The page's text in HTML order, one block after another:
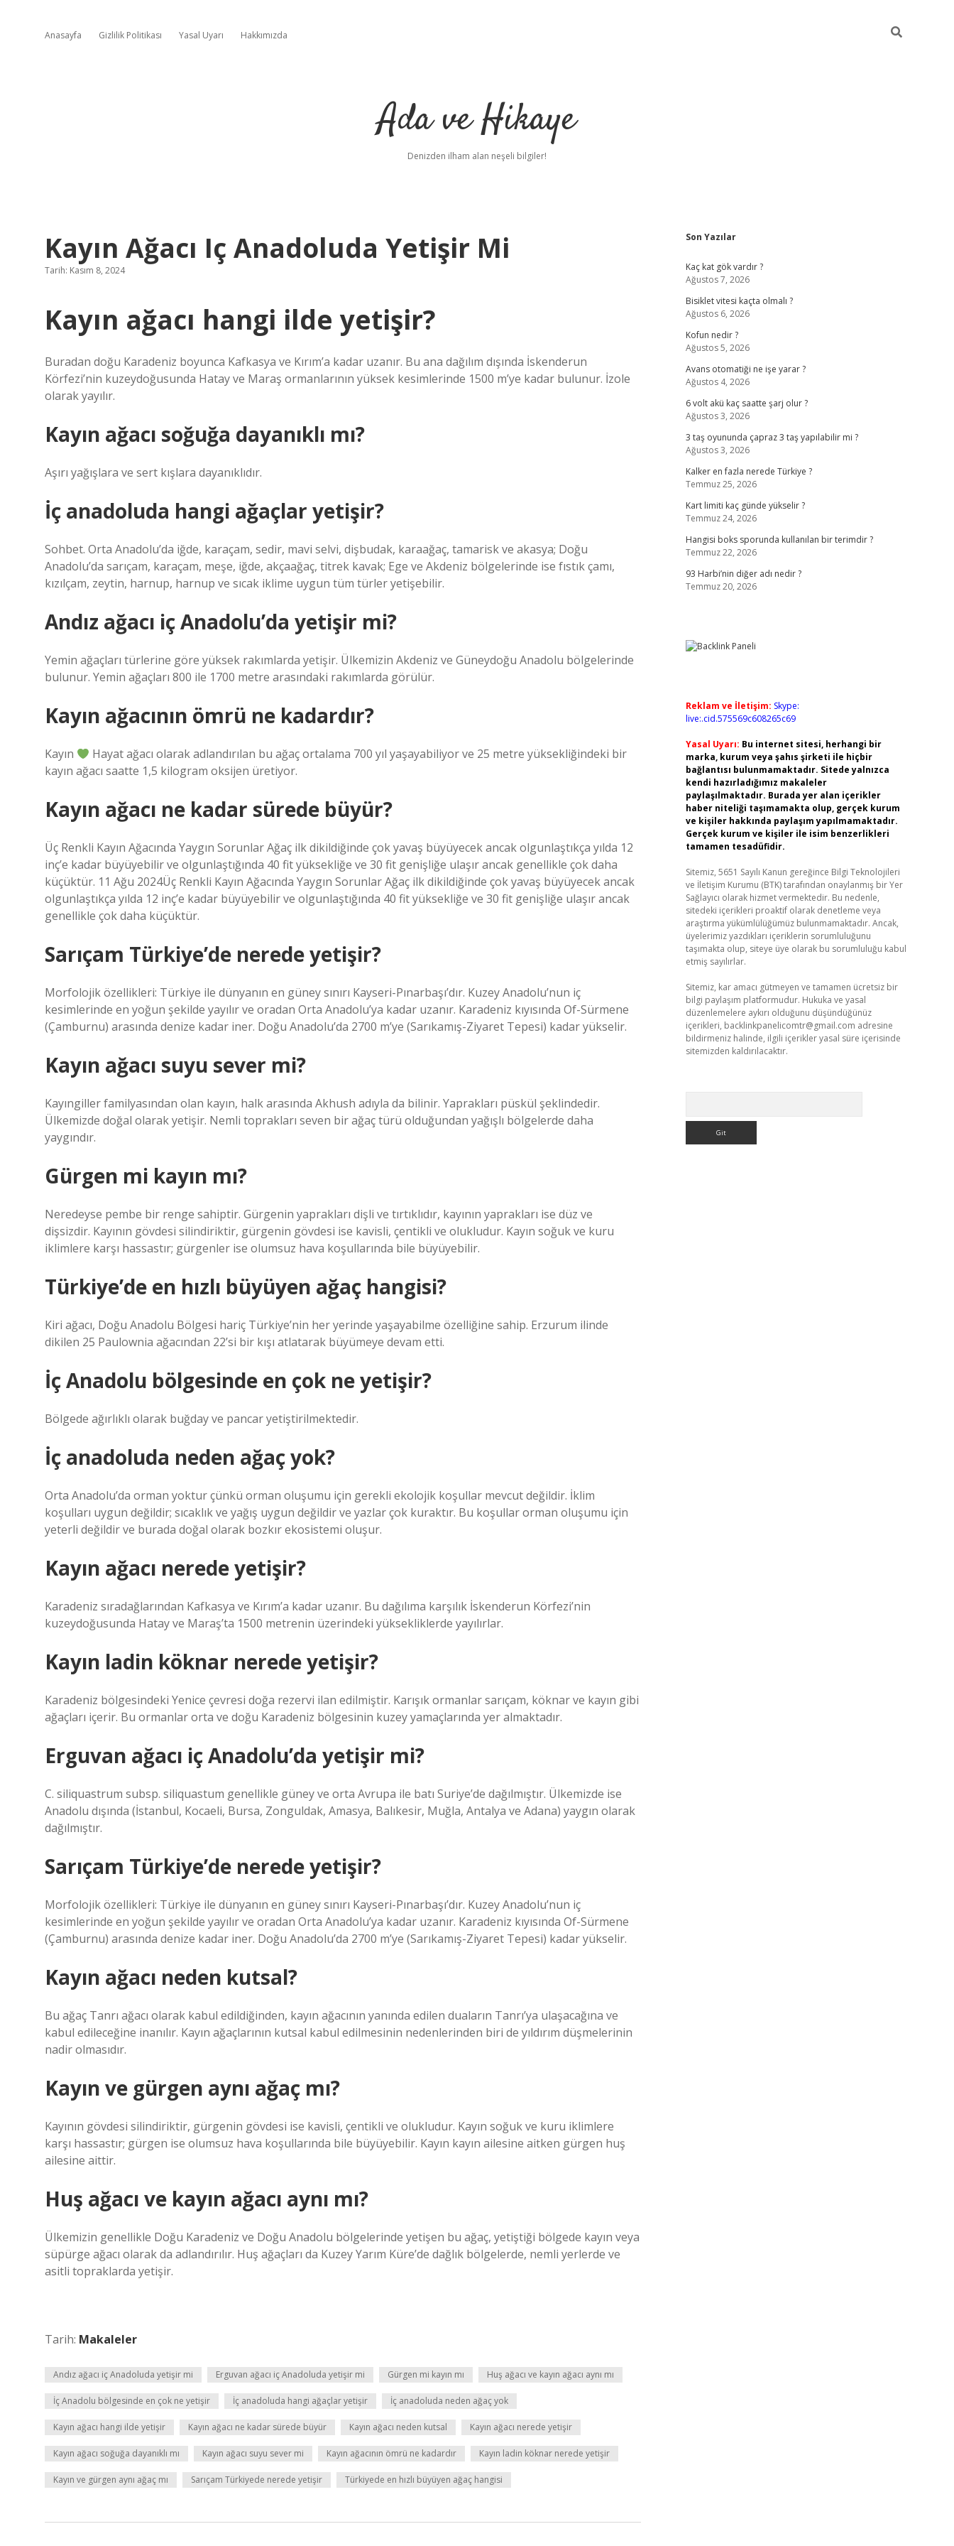
Anasayfa Gizlilik Politikası Yasal Uyarı Hakkımızda
Ada ve Hikaye
Denizden ilham alan neşeli bilgiler!
Kayın Ağacı Iç Anadoluda Yetişir Mi
Tarih: Kasım 8, 2024
Kayın ağacı hangi ilde yetişir?
Buradan doğu Karadeniz boyunca Kafkasya ve Kırım’a kadar uzanır. Bu ana dağılım dışında İskenderun
Körfezi’nin kuzeydoğusunda Hatay ve Maraş ormanlarının yüksek kesimlerinde 1500 m’ye kadar bulunur. İzole
olarak yayılır.
Kayın ağacı soğuğa dayanıklı mı?
Aşırı yağışlara ve sert kışlara dayanıklıdır.
İç anadoluda hangi ağaçlar yetişir?
Sohbet. Orta Anadolu’da iğde, karaçam, sedir, mavi selvi, dişbudak, karaağaç, tamarisk ve akasya; Doğu
Anadolu’da sarıçam, karaçam, meşe, iğde, akçaağaç, titrek kavak; Ege ve Akdeniz bölgelerinde ise fıstık çamı,
kızılçam, zeytin, harnup, harnup ve sıcak iklime uygun tüm türler yetişebilir.
Andız ağacı iç Anadolu’da yetişir mi?
Yemin ağaçları türlerine göre yüksek rakımlarda yetişir. Ülkemizin Akdeniz ve Güneydoğu Anadolu bölgelerinde
bulunur. Yemin ağaçları 800 ile 1700 metre arasındaki rakımlarda görülür.
Kayın ağacının ömrü ne kadardır?
Kayın
Hayat ağacı olarak adlandırılan bu ağaç ortalama 700 yıl yaşayabiliyor ve 25 metre yüksekliğindeki bir
kayın ağacı saatte 1,5 kilogram oksijen üretiyor.
Kayın ağacı ne kadar sürede büyür?
Üç Renkli Kayın Ağacında Yaygın Sorunlar Ağaç ilk dikildiğinde çok yavaş büyüyecek ancak olgunlaştıkça yılda 12
inç’e kadar büyüyebilir ve olgunlaştığında 40 fit yüksekliğe ve 30 fit genişliğe ulaşır ancak genellikle çok daha
küçüktür. 11 Ağu 2024Üç Renkli Kayın Ağacında Yaygın Sorunlar Ağaç ilk dikildiğinde çok yavaş büyüyecek ancak
olgunlaştıkça yılda 12 inç’e kadar büyüyebilir ve olgunlaştığında 40 fit yüksekliğe ve 30 fit genişliğe ulaşır ancak
genellikle çok daha küçüktür.
Sarıçam Türkiye’de nerede yetişir?
Morfolojik özellikleri: Türkiye ile dünyanın en güney sınırı Kayseri-Pınarbaşı’dır. Kuzey Anadolu’nun iç
kesimlerinde en yoğun şekilde yayılır ve oradan Orta Anadolu’ya kadar uzanır. Karadeniz kıyısında Of-Sürmene
(Çamburnu) arasında denize kadar iner. Doğu Anadolu’da 2700 m’ye (Sarıkamış-Ziyaret Tepesi) kadar yükselir.
Kayın ağacı suyu sever mi?
Kayıngiller familyasından olan kayın, halk arasında Akhush adıyla da bilinir. Yaprakları püskül şeklindedir.
Ülkemizde doğal olarak yetişir. Nemli toprakları seven bir ağaç türü olduğundan yağışlı bölgelerde daha
yaygındır.
Gürgen mi kayın mı?
Neredeyse pembe bir renge sahiptir. Gürgenin yaprakları dişli ve tırtıklıdır, kayının yaprakları ise düz ve
dişsizdir. Kayının gövdesi silindiriktir, gürgenin gövdesi ise kavisli, çentikli ve olukludur. Kayın soğuk ve kuru
iklimlere karşı hassastır; gürgenler ise olumsuz hava koşullarında bile büyüyebilir.
Türkiye’de en hızlı büyüyen ağaç hangisi?
Kiri ağacı, Doğu Anadolu Bölgesi hariç Türkiye’nin her yerinde yaşayabilme özelliğine sahip. Erzurum ilinde
dikilen 25 Paulownia ağacından 22’si bir kışı atlatarak büyümeye devam etti.
İç Anadolu bölgesinde en çok ne yetişir?
Bölgede ağırlıklı olarak buğday ve pancar yetiştirilmektedir.
İç anadoluda neden ağaç yok?
Orta Anadolu’da orman yoktur çünkü orman oluşumu için gerekli ekolojik koşullar mevcut değildir. İklim
koşulları uygun değildir; sıcaklık ve yağış uygun değildir ve yazlar çok kuraktır. Bu koşullar orman oluşumu için
yeterli değildir ve burada doğal olarak bozkır ekosistemi oluşur.
Kayın ağacı nerede yetişir?
Karadeniz sıradağlarından Kafkasya ve Kırım’a kadar uzanır. Bu dağılıma karşılık İskenderun Körfezi’nin
kuzeydoğusunda Hatay ve Maraş’ta 1500 metrenin üzerindeki yüksekliklerde yayılırlar.
Kayın ladin köknar nerede yetişir?
Karadeniz bölgesindeki Yenice çevresi doğa rezervi ilan edilmiştir. Karışık ormanlar sarıçam, köknar ve kayın gibi
ağaçları içerir. Bu ormanlar orta ve doğu Karadeniz bölgesinin kuzey yamaçlarında yer almaktadır.
Erguvan ağacı iç Anadolu’da yetişir mi?
C. siliquastrum subsp. siliquastum genellikle güney ve orta Avrupa ile batı Suriye’de dağılmıştır. Ülkemizde ise
Anadolu dışında (İstanbul, Kocaeli, Bursa, Zonguldak, Amasya, Balıkesir, Muğla, Antalya ve Adana) yaygın olarak
dağılmıştır.
Sarıçam Türkiye’de nerede yetişir?
Morfolojik özellikleri: Türkiye ile dünyanın en güney sınırı Kayseri-Pınarbaşı’dır. Kuzey Anadolu’nun iç
kesimlerinde en yoğun şekilde yayılır ve oradan Orta Anadolu’ya kadar uzanır. Karadeniz kıyısında Of-Sürmene
(Çamburnu) arasında denize kadar iner. Doğu Anadolu’da 2700 m’ye (Sarıkamış-Ziyaret Tepesi) kadar yükselir.
Kayın ağacı neden kutsal?
Bu ağaç Tanrı ağacı olarak kabul edildiğinden, kayın ağacının yanında edilen duaların Tanrı’ya ulaşacağına ve
kabul edileceğine inanılır. Kayın ağaçlarının kutsal kabul edilmesinin nedenlerinden biri de yıldırım düşmelerinin
nadir olmasıdır.
Kayın ve gürgen aynı ağaç mı?
Kayının gövdesi silindiriktir, gürgenin gövdesi ise kavisli, çentikli ve olukludur. Kayın soğuk ve kuru iklimlere
karşı hassastır; gürgen ise olumsuz hava koşullarında bile büyüyebilir. Kayın kayın ailesine aitken gürgen huş
ailesine aittir.
Huş ağacı ve kayın ağacı aynı mı?
Ülkemizin genellikle Doğu Karadeniz ve Doğu Anadolu bölgelerinde yetişen bu ağaç, yetiştiği bölgede kayın veya
süpürge ağacı olarak da adlandırılır. Huş ağaçları da Kuzey Yarım Küre’de dağlık bölgelerde, nemli yerlerde ve
asitli topraklarda yetişir.
Tarih: Makaleler
Andız ağacı iç Anadoluda yetişir mi Erguvan ağacı iç Anadoluda yetişir mi Gürgen mi kayın mı Huş ağacı ve kayın ağacı aynı mı
İç Anadolu bölgesinde en çok ne yetişir İç anadoluda hangi ağaçlar yetişir İç anadoluda neden ağaç yok
Kayın ağacı hangi ilde yetişir Kayın ağacı ne kadar sürede büyür Kayın ağacı neden kutsal Kayın ağacı nerede yetişir
Kayın ağacı soğuğa dayanıklı mı Kayın ağacı suyu sever mi Kayın ağacının ömrü ne kadardır Kayın ladin köknar nerede yetişir
Kayın ve gürgen aynı ağaç mı Sarıçam Türkiyede nerede yetişir Türkiyede en hızlı büyüyen ağaç hangisi
Sidebar
Son Yazılar
Kaç kat gök vardır ?
Ağustos 7, 2026
Bisiklet vitesi kaçta olmalı ?
Ağustos 6, 2026
Kofun nedir ?
Ağustos 5, 2026
Avans otomatiği ne işe yarar ?
Ağustos 4, 2026
6 volt akü kaç saatte şarj olur ?
Ağustos 3, 2026
3 taş oyununda çapraz 3 taş yapılabilir mi ?
Ağustos 3, 2026
Kalker en fazla nerede Türkiye ?
Temmuz 25, 2026
Kart limiti kaç günde yükselir ?
Temmuz 24, 2026
Hangisi boks sporunda kullanılan bir terimdir ?
Temmuz 22, 2026
93 Harbi’nin diğer adı nedir ?
Temmuz 20, 2026
Reklam ve İletişim: Skype:
live:.cid.575569c608265c69
Yasal Uyarı: Bu internet sitesi, herhangi bir
marka, kurum veya şahıs şirketi ile hiçbir
bağlantısı bulunmamaktadır. Sitede yalnızca
kendi hazırladığımız makaleler
paylaşılmaktadır. Burada yer alan içerikler
haber niteliği taşımamakta olup, gerçek kurum
ve kişiler hakkında paylaşım yapılmamaktadır.
Gerçek kurum ve kişiler ile isim benzerlikleri
tamamen tesadüfidir.
Sitemiz, 5651 Sayılı Kanun gereğince Bilgi Teknolojileri
ve İletişim Kurumu (BTK) tarafından onaylanmış bir Yer
Sağlayıcı olarak hizmet vermektedir. Bu nedenle,
sitedeki içerikleri proaktif olarak denetleme veya
araştırma yükümlülüğümüz bulunmamaktadır. Ancak,
üyelerimiz yazdıkları içeriklerin sorumluluğunu
taşımakta olup, siteye üye olarak bu sorumluluğu kabul
etmiş sayılırlar.
Sitemiz, kar amacı gütmeyen ve tamamen ücretsiz bir
bilgi paylaşım platformudur. Hukuka ve yasal
düzenlemelere aykırı olduğunu düşündüğünüz
içerikleri, backlinkpanelicomtr@gmail.com adresine
bildirmeniz halinde, ilgili içerikler yasal süre içerisinde
sitemizden kaldırılacaktır.